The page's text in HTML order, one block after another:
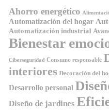
Ahorro energético
Automatización del hogar
Automatización industrial
Bienestar
Ciberseguridad Consumo responsable
interiores Decoración del
Desarrollo personal
Diseño de jardines